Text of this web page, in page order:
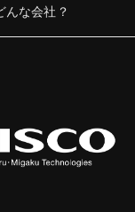
んな会社？